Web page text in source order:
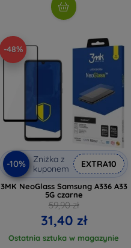
-48%
-10%
Zniżka z
kuponem
EXTRA10
3MK NeoGlass Samsung A336 A33
5G czarne
59,90 zł
31,40 zł
Ostatnia sztuka w magazynie